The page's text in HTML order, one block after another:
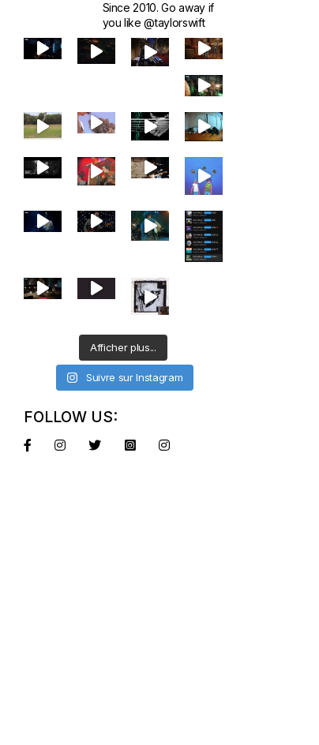
Since 2010. Go away if
you like @taylorswift
Afficher plus...
Suivre sur Instagram
FOLLOW US: